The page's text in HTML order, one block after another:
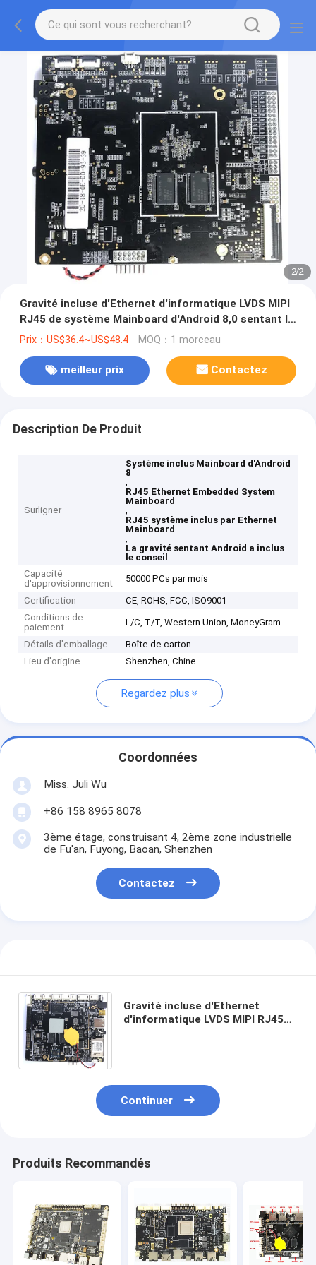
2/2
Gravité incluse d'Ethernet d'informatique LVDS MIPI
RJ45 de système Mainboard d'Android 8,0 sentant le
conseil
Prix：US$36.4~US$48.4 MOQ：1 morceau
meilleur prix Contactez
Description De Produit
Surligner
Système inclus Mainboard d'Android
8
,
RJ45 Ethernet Embedded System
Mainboard
,
RJ45 système inclus par Ethernet
Mainboard
,
La gravité sentant Android a inclus
le conseil
Capacité
d'approvisionnement
50000 PCs par mois
Certification
CE, ROHS, FCC, ISO9001
Conditions de
paiement
L/C, T/T, Western Union, MoneyGram
Détails d'emballage
Boîte de carton
Lieu d'origine
Shenzhen, Chine
Regardez plus
Coordonnées
Miss. Juli Wu
+86 158 8965 8078
3ème étage, construisant 4, 2ème zone industrielle
de Fu'an, Fuyong, Baoan, Shenzhen
Contactez
Gravité incluse d'Ethernet
d'informatique LVDS MIPI RJ45
Continuer
Produits Recommandés